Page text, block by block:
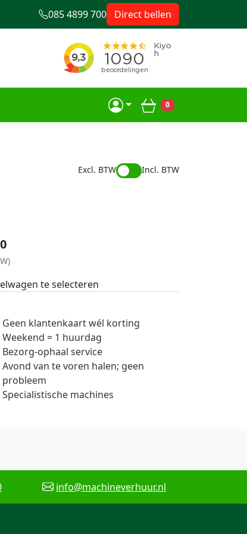
Winkelwagen
0
085 4899 700 Direct bellen
Excl. BTW
Incl. BTW
te selecteren
Geen klantenkaart wél korting
Weekend = 1 huurdag
Bezorg-ophaal service
Avond van te voren halen; geen
probleem
Specialistische machines
info@machineverhuur.nl